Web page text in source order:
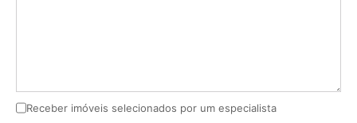
Receber imóveis selecionados por um especialista